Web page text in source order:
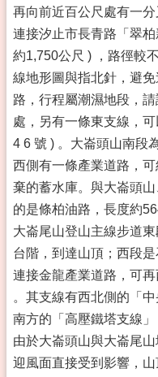
再向前近百公尺處有一
連接汐止市長青路「翠
約1,750公尺 ) ，路徑較
線地形圖與指北針，避
路，行程屬潮濕地段，
處，另有一條東支線，
4 6 號 ) 。大崙頭山南段
西側有一條產業道路，
棄的蓄水庫。與大崙頭
的是條柏油路，長度約
大崙尾山登山主線步道
台階，到達山頂；西段
連接金龍產業道路，可
。其支線有西北側的「
南方的「高壓鐵塔支線」
由於大崙頭山與大崙尾
迎風面直接受到影響，